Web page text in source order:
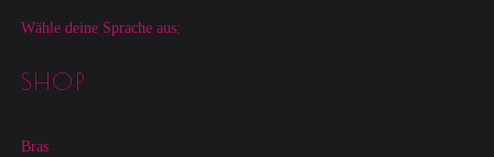
Wähle deine Sprache aus:
SHOP
Bras